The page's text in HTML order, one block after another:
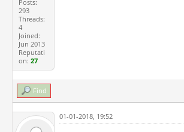
Posts:
293
Threads:
4
Joined:
Jun 2013
Reputati
on:27
Find
01-01-2018, 19:52